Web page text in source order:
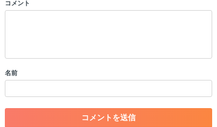
以下の書き込みを禁止とし、場合によってはコメント削除や書き込み制
・一度削除された投稿を再び投稿すること
・アカウントの売買など金銭が絡む内容の投稿
・各ゲームのネタバレを含む内容の投稿
・その他、管理者が不適切と判断した投稿
コメント
名前